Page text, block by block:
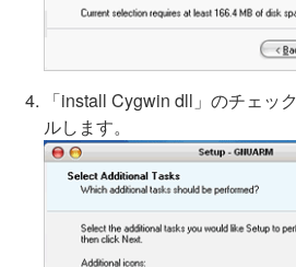
「install Cygwin dll」のチェッ
ルします。